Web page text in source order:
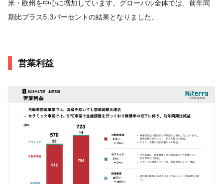
米・欧州を中心に増加しています。グローバル全体では、前年同
期比プラス5.3パーセントの結果となりました。
営業利益